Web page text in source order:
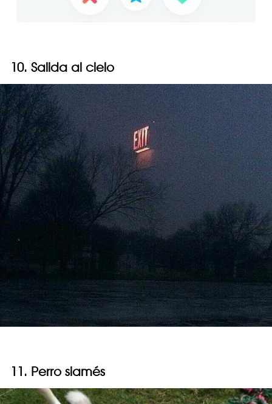
10. Salida al cielo
11. Perro siamés